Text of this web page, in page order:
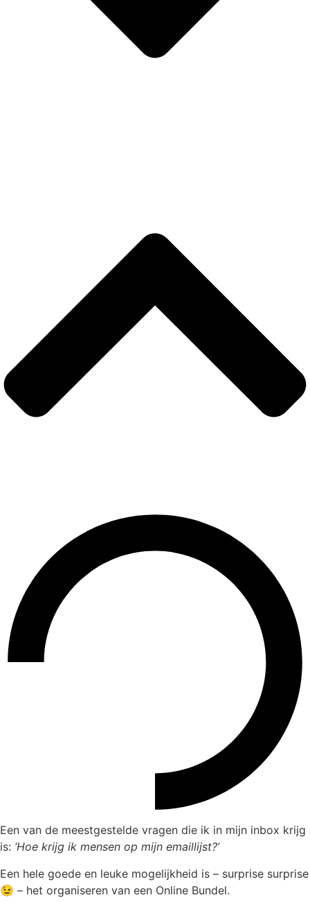
Een van de meestgestelde vragen die ik in mijn inbox krijg
is: ‘Hoe krijg ik mensen op mijn emaillijst?’
Een hele goede en leuke mogelijkheid is – surprise surprise
😉 – het organiseren van een Online Bundel.